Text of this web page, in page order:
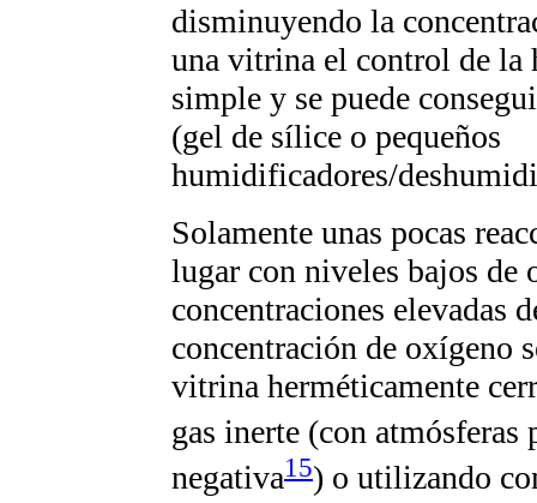
disminuyendo la
una vitrina el control de la
simple y se puede
(gel de sílice o pequeños
humidificadores/
Solamente unas pocas
lugar con niveles bajos de
concentraciones elevadas
concentración de oxígeno
vitrina herméticamente
gas inerte (con atmósferas
negativa15) o utilizando